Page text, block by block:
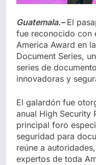
Guatemala.– El
fue reconocido con
America Award en
Document Series,
series de
innovadoras y
El galardón fue
anual High Security
principal foro
seguridad para
reúne a
expertos de toda